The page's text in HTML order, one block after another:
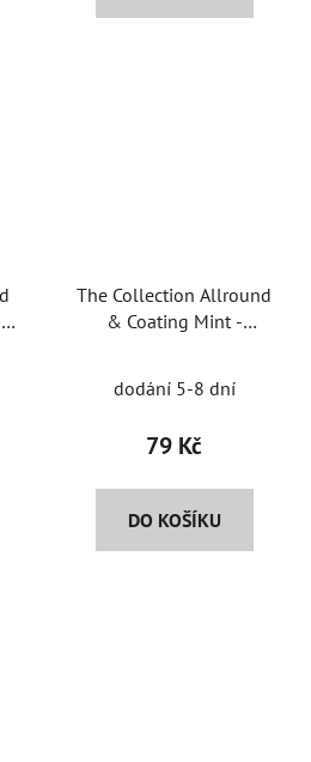
The Collection Allround
& Coating Mint -
dodání 5-8 dní
79 Kč
DO KOŠÍKU